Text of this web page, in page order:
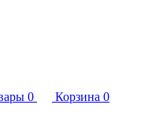
0 Корзина 0